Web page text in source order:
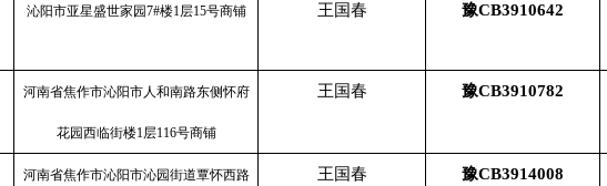
沁阳市亚星盛世家园7#楼1层15号商铺 王国春 豫CB3910642
河南省焦作市沁阳市人和南路东侧怀府
花园西临街楼1层116号商铺
王国春 豫CB3910782
河南省焦作市沁阳市沁园街道覃怀西路 王国春 豫CB3914008